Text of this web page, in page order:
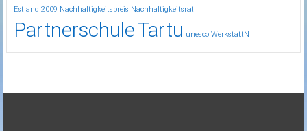
Estland 2009 Nachhaltigkeitspreis Nachhaltigkeitsrat
PartnerschuleTartu unesco WerkstattN